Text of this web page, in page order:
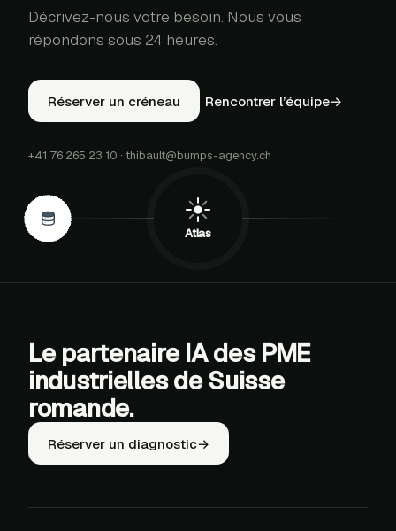
Décrivez-nous votre besoin. Nous vous
répondons sous 24 heures.
Réserver un créneau Rencontrer l’équipe→
+41 76 265 23 10 · thibault@bumps-agency.ch
Atlas
SPDF
Le partenaire IA des PME
industrielles de Suisse
romande.
Réserver un diagnostic→